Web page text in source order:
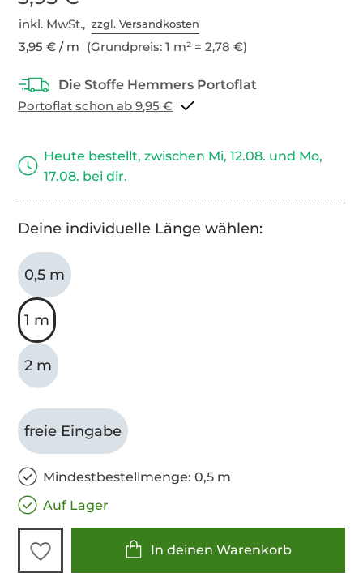
inkl. MwSt.,zzgl. Versandkosten
3,95 € / m (Grundpreis: 1 m² = 2,78 €)
Portoflat schon ab 9,95 €
Heute bestellt, zwischen Mi, 12.08. und Mo,
17.08. bei dir.
Deine individuelle Länge wählen:
0,5 m
1 m
2 m
freie Eingabe
Mindestbestellmenge: 0,5 m
Auf Lager
In deinen Warenkorb